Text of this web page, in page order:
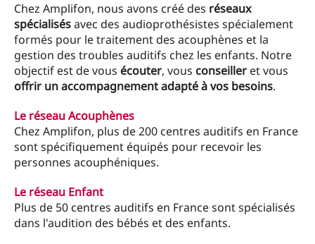
Chez Amplifon, nous avons créé des réseaux
spécialisésavec des audioprothésistes spécialement
formés pour le traitement des acouphènes et la
gestion des troubles auditifs chez les enfants. Notre
objectif est de vous écouter, vous conseiller et vous
offrir un accompagnement adapté à vos besoins.
Le réseau Acouphènes
Chez Amplifon, plus de 200 centres auditifs en France
sont spécifiquement équipés pour recevoir les
personnes acouphéniques.
Le réseau Enfant
Plus de 50 centres auditifs en France sont spécialisés
dans l'audition des bébés et des enfants.